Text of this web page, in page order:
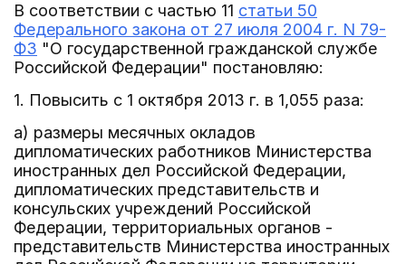
В соответствии с частью 11 статьи 50
Федерального закона от 27 июля 2004 г. N 79-
ФЗ "О государственной гражданской службе
Российской Федерации" постановляю:
1. Повысить с 1 октября 2013 г. в 1,055 раза:
а) размеры месячных окладов
дипломатических работников Министерства
иностранных дел Российской Федерации,
дипломатических представительств и
консульских учреждений Российской
Федерации, территориальных органов -
представительств Министерства иностранных